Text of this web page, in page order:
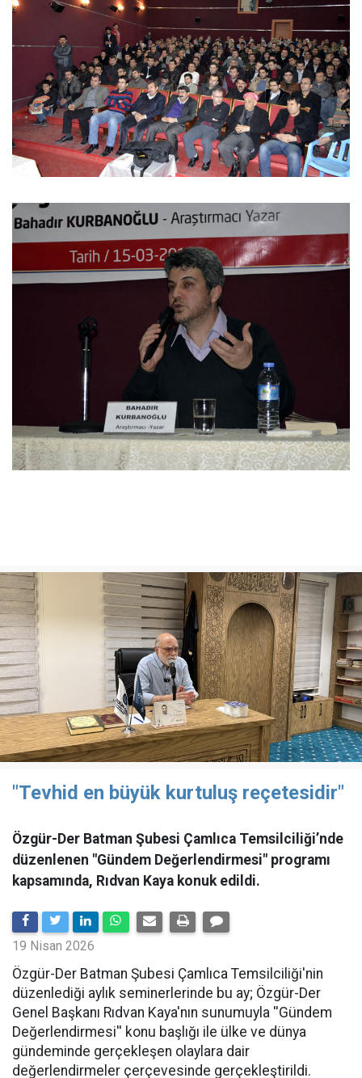
"Tevhid en büyük kurtuluş reçetesidir"
Özgür-Der Batman Şubesi Çamlıca Temsilciliği’nde
düzenlenen "Gündem Değerlendirmesi" programı
kapsamında, Rıdvan Kaya konuk edildi.
19 Nisan 2026
​Özgür-Der Batman Şubesi Çamlıca Temsilciliği'nin
düzenlediği aylık seminerlerinde bu ay; Özgür-Der
Genel Başkanı Rıdvan Kaya'nın sunumuyla ''Gündem
Değerlendirmesi'' konu başlığı ile ülke ve dünya
gündeminde gerçekleşen olaylara dair
değerlendirmeler çerçevesinde gerçekleştirildi.